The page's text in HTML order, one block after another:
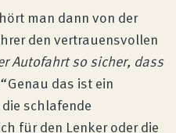
man dann von der
den vertrauensvollen
Autofahrt so sicher, dass
Genau das ist ein
schlafende
für den Lenker oder die